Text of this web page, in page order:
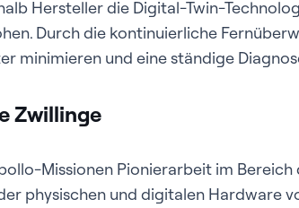
Hersteller die Digital-Twin-
Durch die kontinuierliche
minimieren und eine ständige
Zwillinge
Missionen Pionierarbeit im
physischen und digitalen Hardware